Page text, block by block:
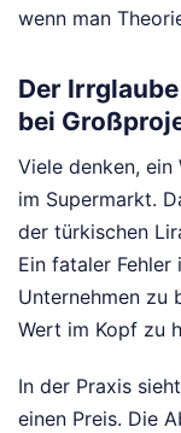
wenn man
Der
bei
Viele denken, ein
im Supermarkt.
der türkischen
Ein fataler
Unternehmen zu
Wert im Kopf zu
In der Praxis
einen Preis. Die